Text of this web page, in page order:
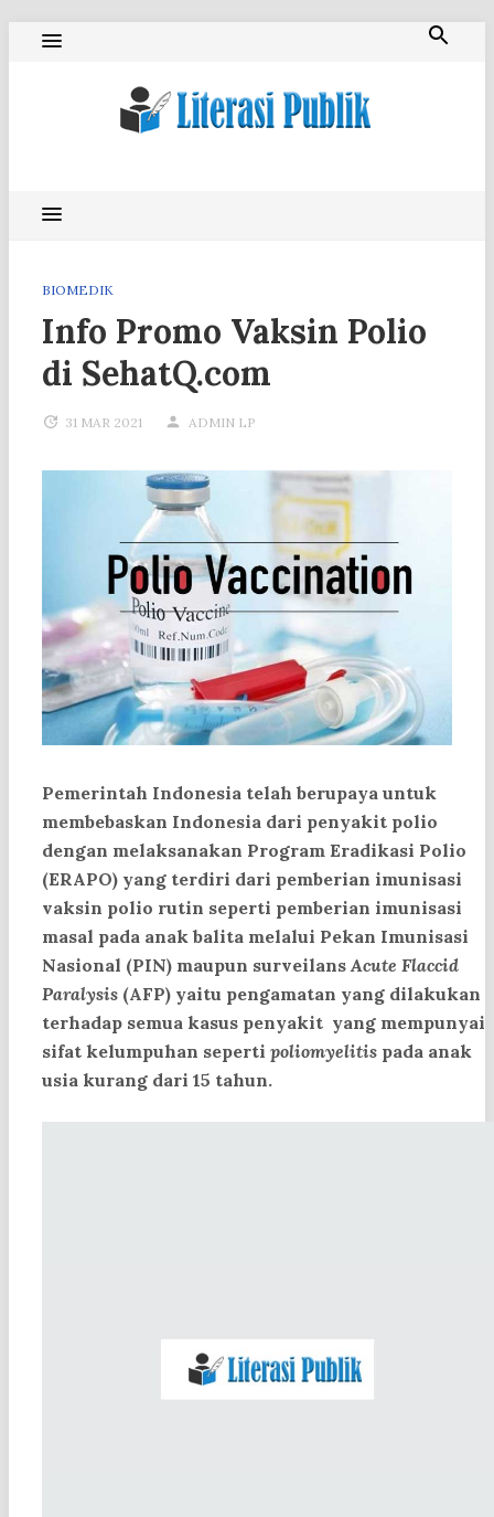
BIOMEDIK
Info Promo Vaksin Polio
di SehatQ.com
31 MAR 2021 ADMIN LP
Pemerintah Indonesia telah berupaya untuk
membebaskan Indonesia dari penyakit polio
dengan melaksanakan Program Eradikasi Polio
(ERAPO) yang terdiri dari pemberian imunisasi
vaksin polio rutin seperti pemberian imunisasi
masal pada anak balita melalui Pekan Imunisasi
Nasional (PIN) maupun surveilans Acute Flaccid
Paralysis (AFP) yaitu pengamatan yang dilakukan
terhadap semua kasus penyakit yang mempunyai
sifat kelumpuhan seperti poliomyelitis pada anak
usia kurang dari 15 tahun.